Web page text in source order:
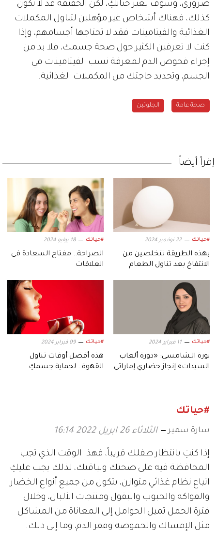
ضروري، وسوف يغير حياتكِ، لكن الحقيقة قد لا تكون
كذلك، فهناك أشخاص غير مؤهلين لتناول المكملات
الغذائية والفيتامينات فقد لا تحتاجها أجسامهم، وإذا
كنت لا تعرفين الكثير حول صحة جسمك، فلا بد من
إجراء فحوص الدم لمعرفة نسب الفيتامينات في
الجسم، وتحديد حاجتك من المكملات الغذائية.
صحة عامة الجلوتين
إقرأ أيضاً
#حياتك 22 نوفمبر 2024
بهذه الطريقة تتخلصين من
الانتفاخ بعد تناول الطعام
#حياتك 18 يوليو 2024
الصراحة.. مفتاح السعادة في
العلاقات
#حياتك 11 فبراير 2024
نورة الـشامسي: «دورة ألعاب
السيدات» إنجاز حضاري إماراتي
#حياتك 09 فبراير 2024
هذه أفضل أوقات تناول
القهوة.. لحماية جسمكِ
#حياتك
سارة سمير الثلاثاء 26 ابريل 2022 16:14
إذا كنتِ بانتظار طفلك قريباً، فهذا الوقت الذي تجب
المحافظة فيه على صحتك ولياقتك، لذلك يجب عليكِ
اتباع نظام غذائي متوازن، يتكون من جميع أنواع الخضار
والفواكه والحبوب والبقول ومنتجات الألبان، وخلال
فترة الحمل تميل الحوامل إلى المعاناة من المشاكل
مثل الإمساك والحموضة وفقر الدم، وما إلى ذلك.